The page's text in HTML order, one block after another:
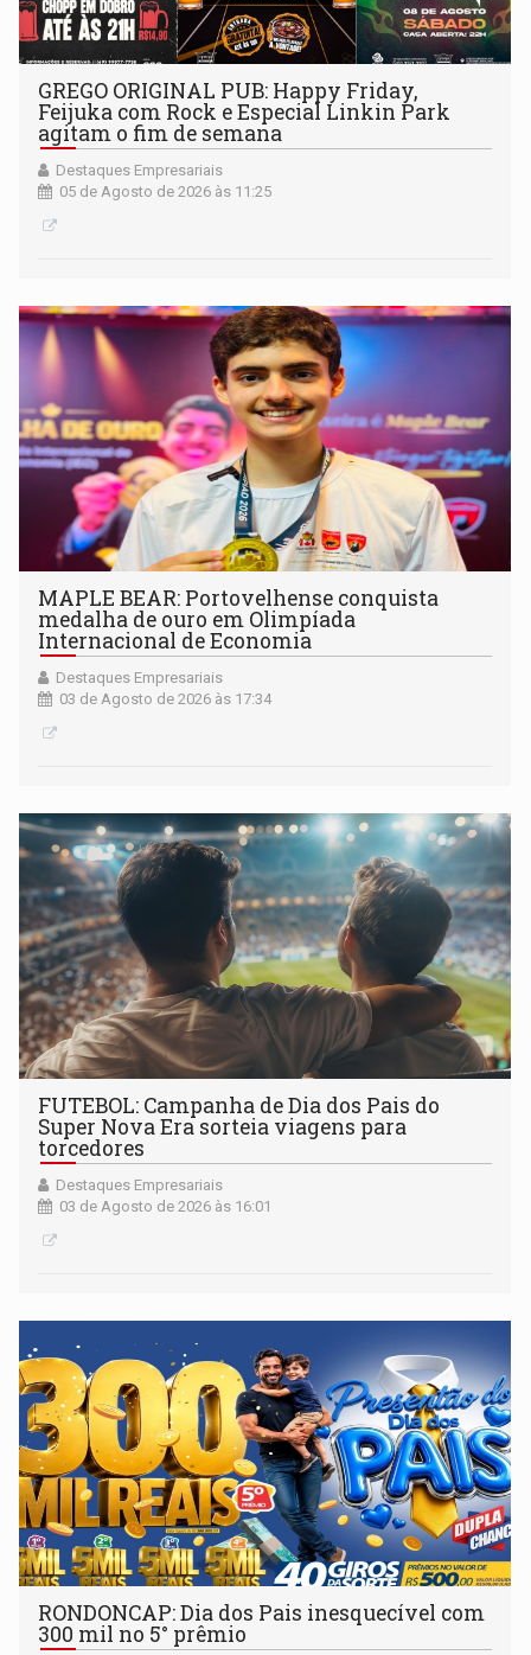
GREGO ORIGINAL PUB: Happy Friday,
Feijuka com Rock e Especial Linkin Park
agitam o fim de semana
Destaques Empresariais
05 de Agosto de 2026 às 11:25
MAPLE BEAR: Portovelhense conquista
medalha de ouro em Olimpíada
Internacional de Economia
Destaques Empresariais
03 de Agosto de 2026 às 17:34
FUTEBOL: Campanha de Dia dos Pais do
Super Nova Era sorteia viagens para
torcedores
Destaques Empresariais
03 de Agosto de 2026 às 16:01
RONDONCAP: Dia dos Pais inesquecível com
300 mil no 5° prêmio